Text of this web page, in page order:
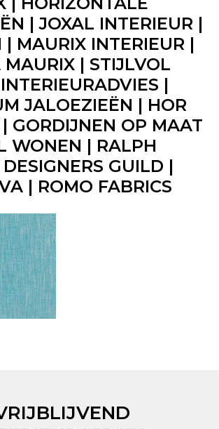
| JOXAL INTERIEUR |
| MAURIX INTERIEUR |
| STIJLVOL
|
JALOEZIEËN | HOR
GORDIJNEN OP MAAT
WONEN | RALPH
GUILD |
| ROMO FABRICS